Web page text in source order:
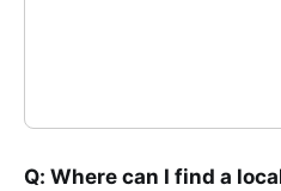
Q: Where can I find a